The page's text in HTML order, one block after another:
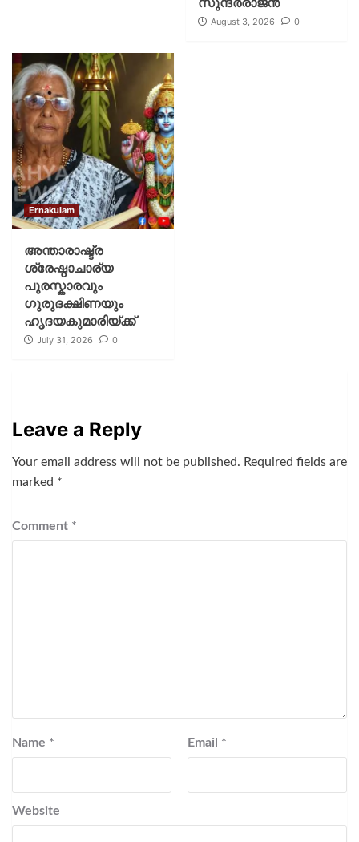
August 3, 2026 0
Ernakulam
അന്താരാഷ്ട്ര
ശ്രേഷ്ഠാചാര്യ
പുരസ്കാരവും
ഗുരുദക്ഷിണയും
ഹൃദയകുമാരിയ്ക്ക്
July 31, 2026 0
Leave a Reply
Your email address will not be published. Required fields are
marked *
Comment *
Name * Email *
Website